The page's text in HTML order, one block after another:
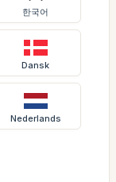
한국어
Dansk
Nederlands